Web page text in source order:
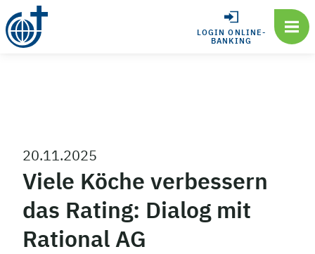
LOGIN ONLINE-
BANKING
20.11.2025
Viele Köche verbessern
das Rating: Dialog mit
Rational AG